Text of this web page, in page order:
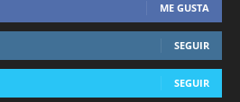
ME GUSTA
SEGUIR
SEGUIR